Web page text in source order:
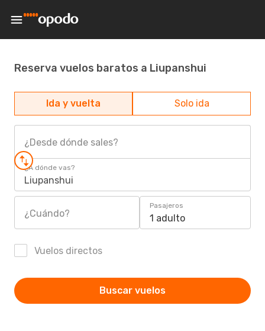
Reserva vuelos baratos a Liupanshui
Ida y vuelta Solo ida
¿Desde dónde sales?
¿A dónde vas?
Liupanshui
¿Cuándo?
Pasajeros
1 adulto
Vuelos directos
Buscar vuelos